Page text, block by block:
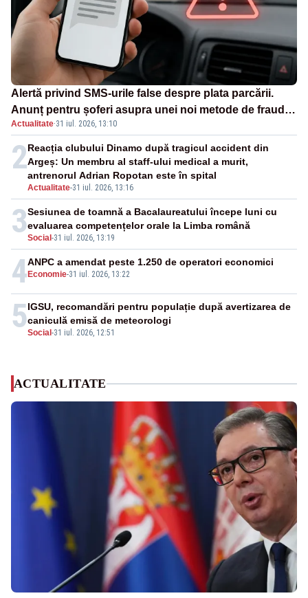
Alertă privind SMS-urile false despre plata parcării.
Anunț pentru șoferi asupra unei noi metode de fraudă
online
Actualitate·31 iul. 2026, 13:10
2
Actualitate-31 iul. 2026, 13:16
Reacția clubului Dinamo după tragicul accident din
Argeș: Un membru al staff-ului medical a murit,
antrenorul Adrian Ropotan este în spital
3Social -31 iul. 2026, 13:19
Sesiunea de toamnă a Bacalaureatului începe luni cu
evaluarea competențelor orale la Limba română
4 Economie-31 iul. 2026, 13:22
ANPC a amendat peste 1.250 de operatori economici
5Social -31 iul. 2026, 12:51
IGSU, recomandări pentru populație după avertizarea de
caniculă emisă de meteorologi
ACTUALITATE